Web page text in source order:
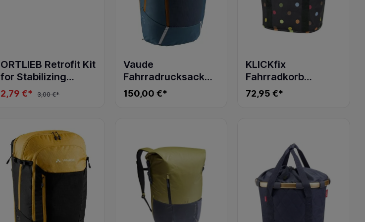
ORTLIEB Retrofit Kit
for Stabilizing
Insert
2,79 €* 3,00 €*
Vaude
Fahrradrucksack
Cycle 20 II baltic
sea/umbra
150,00 €*
KLICKfix
Fahrradkorb
BIKEBASKET DOTS
72,95 €*